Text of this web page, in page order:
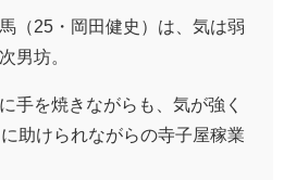
（25・岡田健史）は、気は弱
男坊。
手を焼きながらも、気が強く
助けられながらの寺子屋稼業